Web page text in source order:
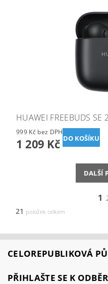
HUAWEI FREEBUDS SE
999 Kč bez DPH
1 209 Kč
DALŠÍ
1
21 položek celkem
CELOREPUBLIKOVÁ
PŘIHLAŠTE SE K